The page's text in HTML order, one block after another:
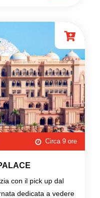
Circa 9 ore
con il pick up dal
dedicata a vedere